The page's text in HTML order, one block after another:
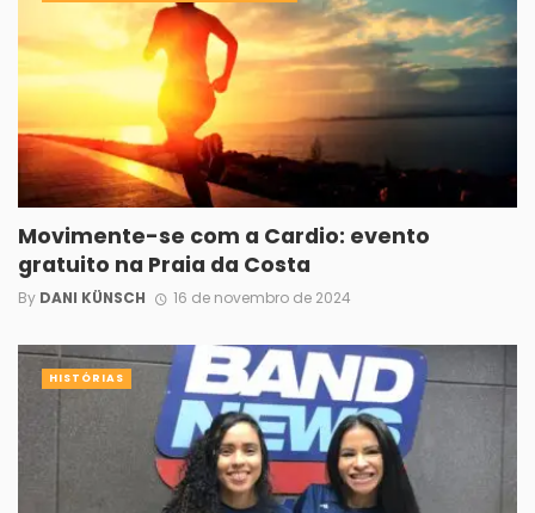
Movimente-se com a Cardio: evento
gratuito na Praia da Costa
By DANI KÜNSCH 16 de novembro de 2024
HISTÓRIAS